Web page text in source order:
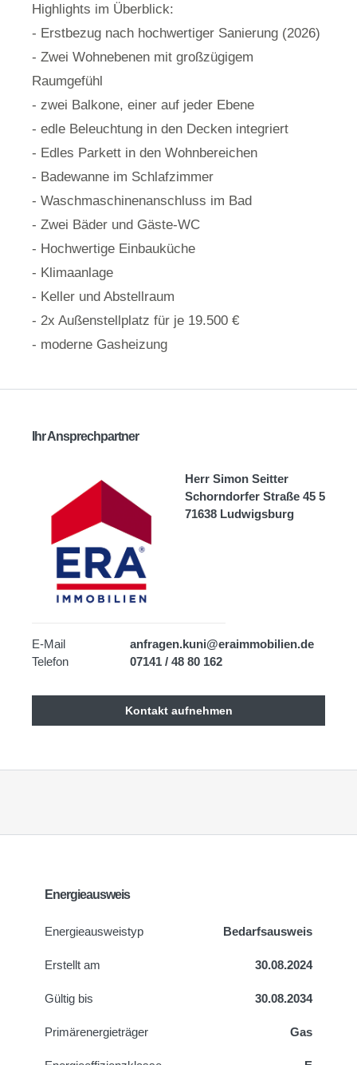
Highlights im Überblick:
- Erstbezug nach hochwertiger Sanierung (2026)
- Zwei Wohnebenen mit großzügigem
Raumgefühl
- zwei Balkone, einer auf jeder Ebene
- edle Beleuchtung in den Decken integriert
- Edles Parkett in den Wohnbereichen
- Badewanne im Schlafzimmer
- Waschmaschinenanschluss im Bad
- Zwei Bäder und Gäste-WC
- Hochwertige Einbauküche
- Klimaanlage
- Keller und Abstellraum
- 2x Außenstellplatz für je 19.500 €
- moderne Gasheizung
Ihr Ansprechpartner
Herr Simon Seitter
Schorndorfer Straße 45 5
71638 Ludwigsburg
E-Mail
anfragen.kuni@eraimmobilien.de
Telefon
07141 / 48 80 162
Kontakt aufnehmen
Energieausweis
Energie­ausweistyp Bedarfsausweis
Erstellt am 30.08.2024
Gültig bis 30.08.2034
Primärenergieträger Gas